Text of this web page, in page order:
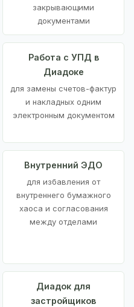
закрывающими
документами
Работа с УПД в
Диадоке
для замены счетов-фактур
и накладных одним
электронным документом
Внутренний ЭДО
для избавления от
внутреннего бумажного
хаоса и согласования
между отделами
Диадок для
застройщиков